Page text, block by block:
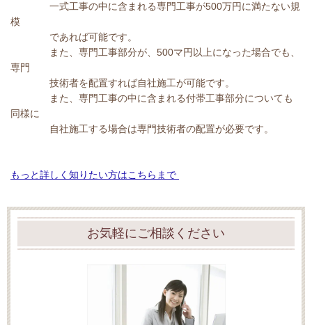
一式工事の中に含まれる専門工事が500万円に満たない規
模
であれば可能です。
また、専門工事部分が、500マ円以上になった場合でも、
専門
技術者を配置すれば自社施工が可能です。
また、専門工事の中に含まれる付帯工事部分についても
同様に
自社施工する場合は専門技術者の配置が必要です。
もっと詳しく知りたい方はこちらまで
お気軽にご相談ください